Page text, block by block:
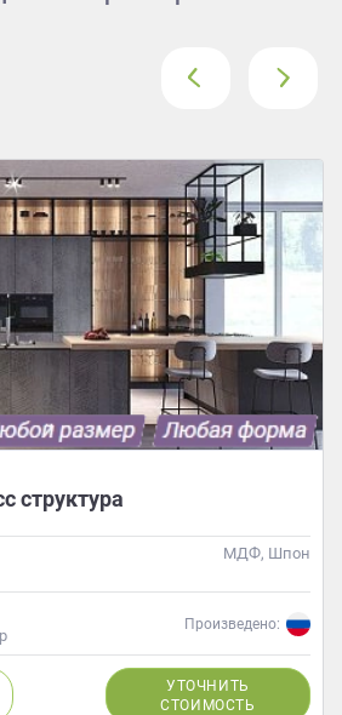
структура
МДФ, Шпон
Произведено:
УТОЧНИТЬ
СТОИМОСТЬ